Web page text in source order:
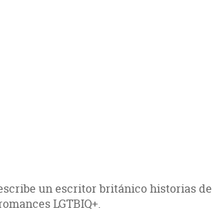
un escritor británico historias de
LGTBIQ+.